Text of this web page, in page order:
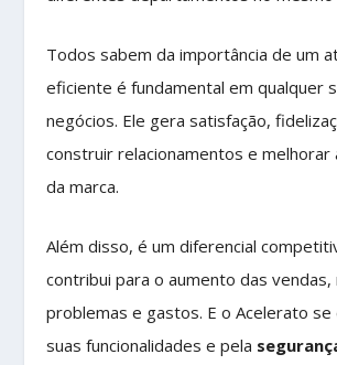
Todos sabem da importância de um
eficiente é fundamental em qualquer
negócios. Ele gera satisfação,
construir relacionamentos e melhorar
da marca.
Além disso, é um diferencial
contribui para o aumento das vendas,
problemas e gastos. E o Acelerato
suas funcionalidades e pela